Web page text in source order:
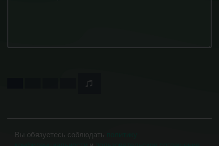
Вы обязуетесь соблюдать